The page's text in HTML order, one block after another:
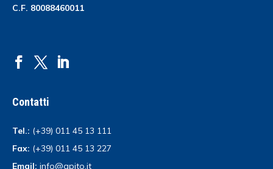
C.F. 80088460011
Contatti
Tel.: (+39) 011 45 13 111
Fax: (+39) 011 45 13 227
Email: info@apito.it